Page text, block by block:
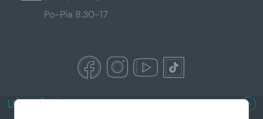
Po-Pia 8:30-17
UŽITOČNÉ ODKAZY